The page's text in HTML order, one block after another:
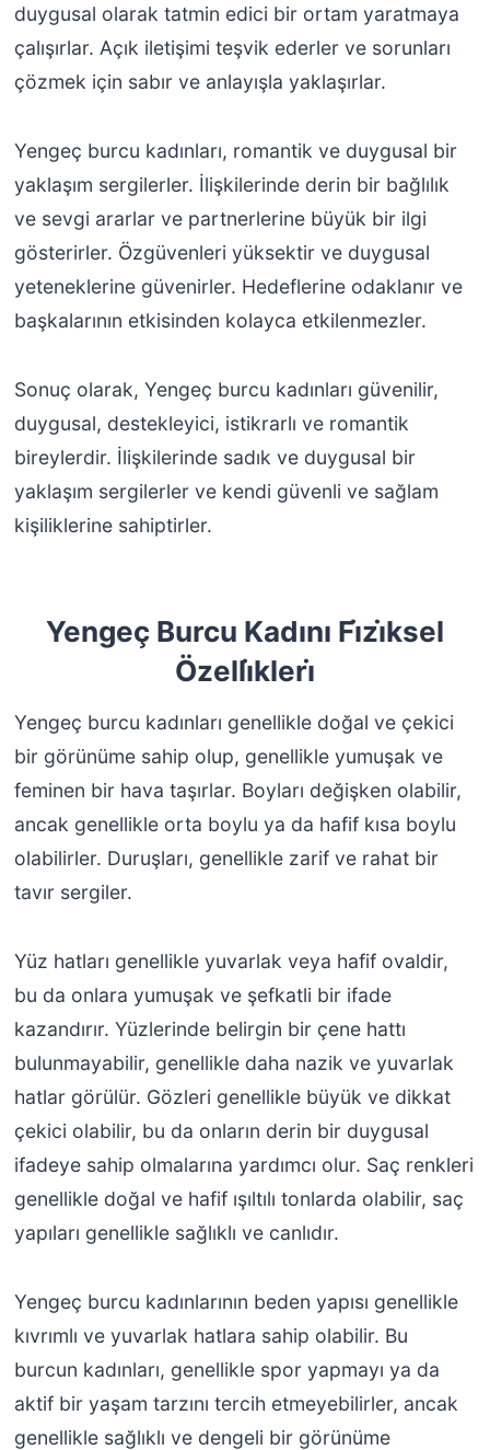
duygusal olarak tatmin edici bir ortam yaratmaya
çalışırlar. Açık iletişimi teşvik ederler ve sorunları
çözmek için sabır ve anlayışla yaklaşırlar.
Yengeç burcu kadınları, romantik ve duygusal bir
yaklaşım sergilerler. İlişkilerinde derin bir bağlılık
ve sevgi ararlar ve partnerlerine büyük bir ilgi
gösterirler. Özgüvenleri yüksektir ve duygusal
yeteneklerine güvenirler. Hedeflerine odaklanır ve
başkalarının etkisinden kolayca etkilenmezler.
Sonuç olarak, Yengeç burcu kadınları güvenilir,
duygusal, destekleyici, istikrarlı ve romantik
bireylerdir. İlişkilerinde sadık ve duygusal bir
yaklaşım sergilerler ve kendi güvenli ve sağlam
kişiliklerine sahiptirler.
Yengeç Burcu Kadını Fi̇zi̇ksel
Özelli̇kleri̇
Yengeç burcu kadınları genellikle doğal ve çekici
bir görünüme sahip olup, genellikle yumuşak ve
feminen bir hava taşırlar. Boyları değişken olabilir,
ancak genellikle orta boylu ya da hafif kısa boylu
olabilirler. Duruşları, genellikle zarif ve rahat bir
tavır sergiler.
Yüz hatları genellikle yuvarlak veya hafif ovaldir,
bu da onlara yumuşak ve şefkatli bir ifade
kazandırır. Yüzlerinde belirgin bir çene hattı
bulunmayabilir, genellikle daha nazik ve yuvarlak
hatlar görülür. Gözleri genellikle büyük ve dikkat
çekici olabilir, bu da onların derin bir duygusal
ifadeye sahip olmalarına yardımcı olur. Saç renkleri
genellikle doğal ve hafif ışıltılı tonlarda olabilir, saç
yapıları genellikle sağlıklı ve canlıdır.
Yengeç burcu kadınlarının beden yapısı genellikle
kıvrımlı ve yuvarlak hatlara sahip olabilir. Bu
burcun kadınları, genellikle spor yapmayı ya da
aktif bir yaşam tarzını tercih etmeyebilirler, ancak
genellikle sağlıklı ve dengeli bir görünüme